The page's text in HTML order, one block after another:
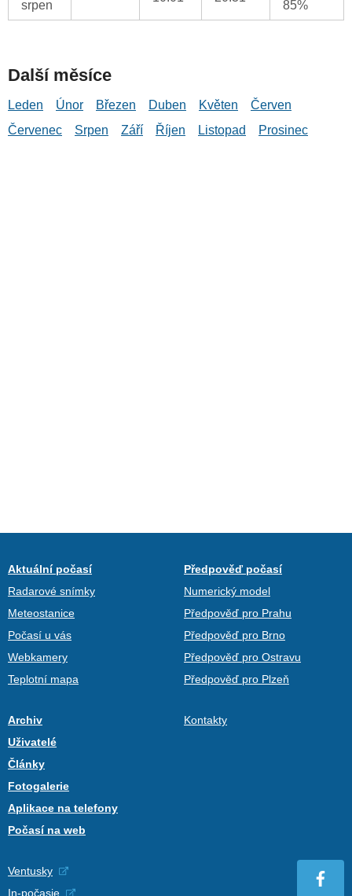
srpen
85%
Další měsíce
Leden Únor Březen Duben Květen
Červen
Červenec
Srpen Září Říjen Listopad Prosinec
Aktuální počasí
Radarové snímky
Meteostanice
Počasí u vás
Webkamery
Teplotní mapa
Předpověď počasí
Numerický model
Předpověď pro Prahu
Předpověď pro Brno
Předpověď pro Ostravu
Předpověď pro Plzeň
Archiv
Uživatelé
Články
Fotogalerie
Aplikace na telefony
Počasí na web
Kontakty
Ventusky
In-počasie